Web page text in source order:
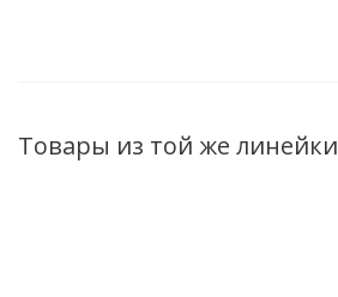
Товары из той же линейки